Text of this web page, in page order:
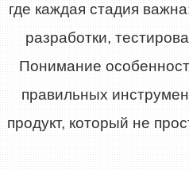
где каждая стадия
разработки,
Понимание
правильных
продукт, который не